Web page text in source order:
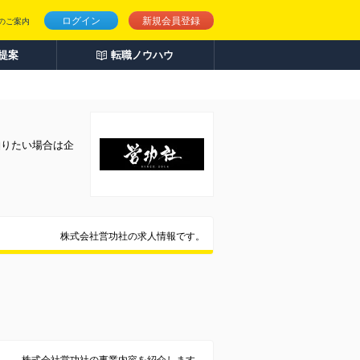
ログイン 新規会員登録
ご案内
案 転職ノウハウ
たい場合は企
株式会社営功社の求人情報です。